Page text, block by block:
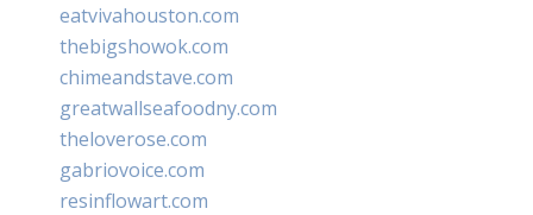
eatvivahouston.com
thebigshowok.com
chimeandstave.com
greatwallseafoodny.com
theloverose.com
gabriovoice.com
resinflowart.com